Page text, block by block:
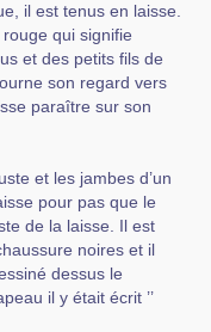
il est tenus en laisse.
qui signifie
et des petits fils de
son regard vers
paraître sur son
et les jambes d’un
pour pas que le
de la laisse. Il est
noires et il
dessus le
il y était écrit ’’